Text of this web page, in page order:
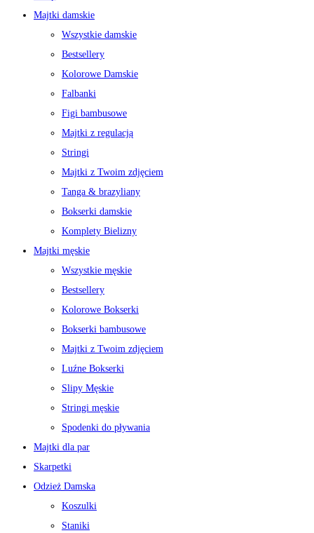
Majtki damskie
Wszystkie damskie
Bestsellery
Kolorowe Damskie
Falbanki
Figi bambusowe
Majtki z regulacją
Stringi
Majtki z Twoim zdjęciem
Tanga & brazyliany
Bokserki damskie
Komplety Bielizny
Majtki męskie
Wszystkie męskie
Bestsellery
Kolorowe Bokserki
Bokserki bambusowe
Majtki z Twoim zdjęciem
Luźne Bokserki
Slipy Męskie
Stringi męskie
Spodenki do pływania
Majtki dla par
Skarpetki
Odzież Damska
Koszulki
Staniki